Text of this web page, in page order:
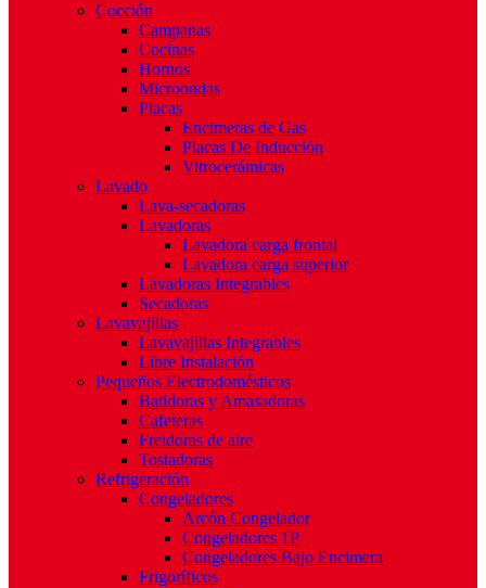
Cocción
Campanas
Cocinas
Hornos
Microondas
Placas
Encimeras de Gas
Placas De Inducción
Vitrocerámicas
Lavado
Lava-secadoras
Lavadoras
Lavadora carga frontal
Lavadora carga superior
Lavadoras Integrables
Secadoras
Lavavajillas
Lavavajillas Integrables
Libre Instalación
Pequeños Electrodomésticos
Batidoras y Amasadoras
Cafeteras
Freidoras de aire
Tostadoras
Refrigeración
Congeladores
Arcón Congelador
Congeladores 1P
Congeladores Bajo Encimera
Frigoríficos